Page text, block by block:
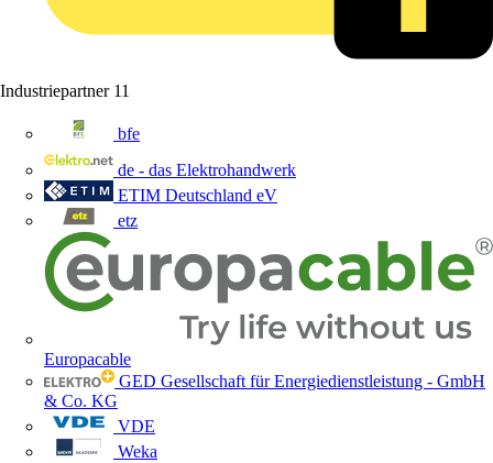
Industriepartner 11
bfe
de - das Elektrohandwerk
ETIM Deutschland eV
etz
Europacable
GED Gesellschaft für Energiedienstleistung - GmbH
& Co. KG
VDE
Weka